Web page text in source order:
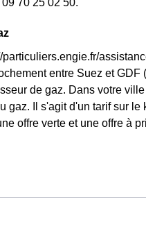
70 25 02 50.
entre Suez et GDF
de gaz. Dans votre
gaz. Il s'agit d'un tarif sur
offre verte et une offre à